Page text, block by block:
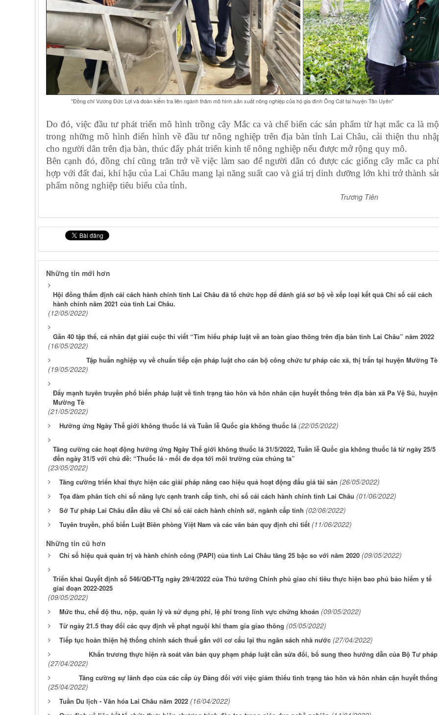
"Đồng chí Vương Đức Lợi và đoàn kiểm tra liên ngành thăm mô hình sản xuất nông nghiệp của hộ gia đình Ông Cát tại huyện Tân Uyên"
Do đó, việc đầu tư phát triển mô hình trồng cây Mắc ca và chế biến các sản phẩm từ hạt mắc ca là
trong những mô hình điển hình về đầu tư nông nghiệp trên địa bàn tỉnh Lai Châu, cải thiện thu
cho người dân trên địa bàn, thúc đẩy phát triển kinh tế nông nghiệp nếu được mở rộng quy mô.
Bên cạnh đó, đồng chí cũng trăn trở về việc làm sao để người dân có được các giống cây mắc ca
hợp với đất đai, khí hậu của Lai Châu mang lại năng suất cao và giá trị dinh dưỡng lớn khi trở thành
phẩm nông nghiệp tiêu biểu của tỉnh.
Trương Tiên
Những tin mới hơn
Hội đồng thẩm định cải cách hành chính tỉnh Lai Châu đã tổ chức họp để đánh giá sơ bộ về xếp loại kết quả Chỉ số cải cách
hành chính năm 2021 của tỉnh Lai Châu.
(12/05/2022)
Gần 40 tập thể, cá nhân đạt giải cuộc thi viết “Tìm hiểu pháp luật về an toàn giao thông trên địa bàn tỉnh Lai Châu” năm 2022
(16/05/2022)
Tập huấn nghiệp vụ về chuẩn tiếp cận pháp luật cho cán bộ công chức tư pháp các xã, thị trấn tại huyện Mường Tè
(19/05/2022)
Đẩy mạnh tuyên truyền phổ biến pháp luật về tình trạng tảo hôn và hôn nhân cận huyết thống trên địa bàn xã Pa Vệ Sủ, huyện
Mường Tè
(21/05/2022)
Hưởng ứng Ngày Thế giới không thuốc lá và Tuần lễ Quốc gia không thuốc lá (22/05/2022)
Tăng cường các hoạt động hưởng ứng Ngày Thế giới không thuốc lá 31/5/2022, Tuần lễ Quốc gia không thuốc lá từ ngày 25/5
đến ngày 31/5 với chủ đề: “Thuốc lá - mối đe dọa tới môi trường của chúng ta”
(23/05/2022)
Tăng cường triển khai thực hiện các giải pháp nâng cao hiệu quả hoạt động đấu giá tài sản (26/05/2022)
Tọa đàm phân tích chỉ số năng lực cạnh tranh cấp tỉnh, chỉ số cải cách hành chính tỉnh Lai Châu (01/06/2022)
Sở Tư pháp Lai Châu dẫn đầu về Chỉ số cải cách hành chính sở, ngành cấp tỉnh (02/06/2022)
Tuyên truyền, phổ biến Luật Biên phòng Việt Nam và các văn bản quy định chi tiết (11/06/2022)
Những tin cũ hơn
Chỉ số hiệu quả quản trị và hành chính công (PAPI) của tỉnh Lai Châu tăng 25 bậc so với năm 2020 (09/05/2022)
Triển khai Quyết định số 546/QĐ-TTg ngày 29/4/2022 của Thủ tướng Chính phủ giao chỉ tiêu thực hiện bao phủ bảo hiểm y tế
giai đoạn 2022-2025
(09/05/2022)
Mức thu, chế độ thu, nộp, quản lý và sử dụng phí, lệ phí trong lĩnh vực chứng khoán (09/05/2022)
Từ ngày 21.5 thay đổi các quy định về phạt nguội khi tham gia giao thông (05/05/2022)
Tiếp tục hoàn thiện hệ thống chính sách thuế gắn với cơ cấu lại thu ngân sách nhà nước (27/04/2022)
Khẩn trương thực hiện rà soát văn bản quy phạm pháp luật cần sửa đổi, bổ sung theo hướng dẫn của Bộ Tư pháp
(27/04/2022)
Tăng cường sự lãnh đạo của các cấp ủy Đảng đối với việc giảm thiểu tình trạng tảo hôn và hôn nhân cận huyết thống
(25/04/2022)
Tuần Du lịch - Văn hóa Lai Châu năm 2022 (16/04/2022)